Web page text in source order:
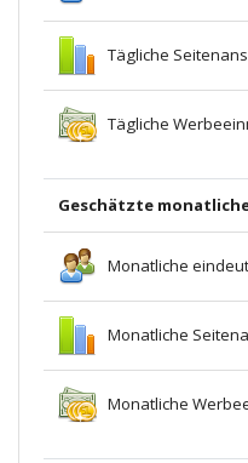
Tägliche
Tägliche
Geschätzte
Monatliche
Monatliche
Monatliche